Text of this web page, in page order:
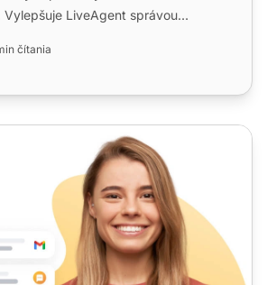
Vylepšuje LiveAgent správou
čítania
podporu služieb